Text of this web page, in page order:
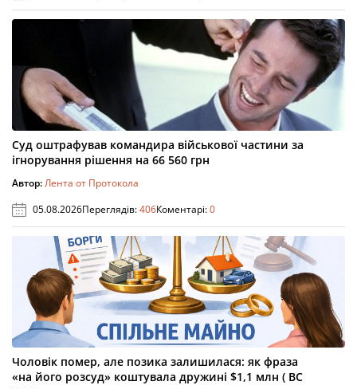
Суд оштрафував командира військової частини за
ігнорування рішення на 66 560 грн
Автор:Лента от Протокола
05.08.2026Переглядів:406Коментарі:0
Чоловік помер, але позика залишилася: як фраза
«на його розсуд» коштувала дружині $1,1 млн ( ВС